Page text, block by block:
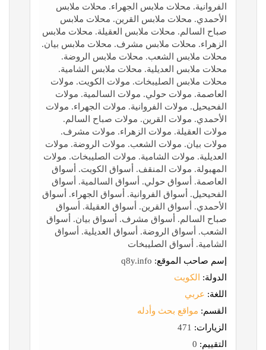
الفروانية. محلات ملابس الجهراء. محلات ملابس
الأحمدي. محلات ملابس القرين. محلات ملابس
صباح السالم. محلات ملابس العقيلة. محلات ملابس
الزهراء. محلات ملابس مشرف. محلات ملابس بيان.
محلات ملابس الشعب. محلات ملابس الروضة.
محلات ملابس العديلية. محلات ملابس الشامية.
محلات ملابس الصليبخات. مولات الكويت. مولات
العاصمة. مولات حولي. مولات السالمية. مولات
الفحيحيل. مولات الفروانية. مولات الجهراء. مولات
الأحمدي. مولات القرين. مولات صباح السالم.
مولات العقيلة. مولات الزهراء. مولات مشرف.
مولات بيان. مولات الشعب. مولات الروضة. مولات
العديلية. مولات الشامية. مولات الصليبخات. مولات
المهبولة. مولات المنقف. أسواق الكويت. أسواق
العاصمة. أسواق حولي. أسواق السالمية. أسواق
الفحيحيل. أسواق الفروانية. أسواق الجهراء. أسواق
الأحمدي. أسواق القرين. أسواق العقيلة. أسواق
صباح السالم. أسواق مشرف. أسواق بيان. أسواق
الشعب. أسواق الروضة. أسواق العديلية. أسواق
الشامية. أسواق الصليبخات
إسم صاحب الموقع:
الدولة:
الكويت
اللغة: عربي
القسم: مواقع بحث وأدله
الزيارات:
التقييم: